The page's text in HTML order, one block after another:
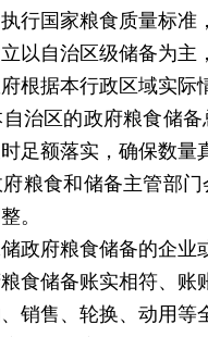
国家粮食质量标准
以自治区级储备为主
据本行政区域实际
治区的政府粮食储备
足额落实，确保数量
食和储备主管部门
。
政府粮食储备的企业
储备账实相符、账
售、轮换、动用等